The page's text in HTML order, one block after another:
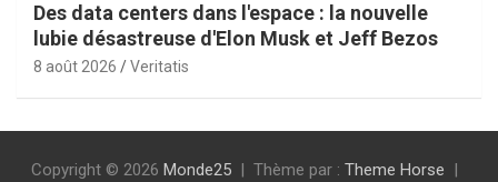
Des data centers dans l'espace : la nouvelle
lubie désastreuse d'Elon Musk et Jeff Bezos
8 août 2026 Veritatis
Copyright © 2026 Monde25 Thème par : Theme Horse